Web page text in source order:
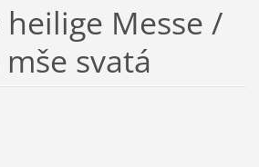
Messe /
svatá